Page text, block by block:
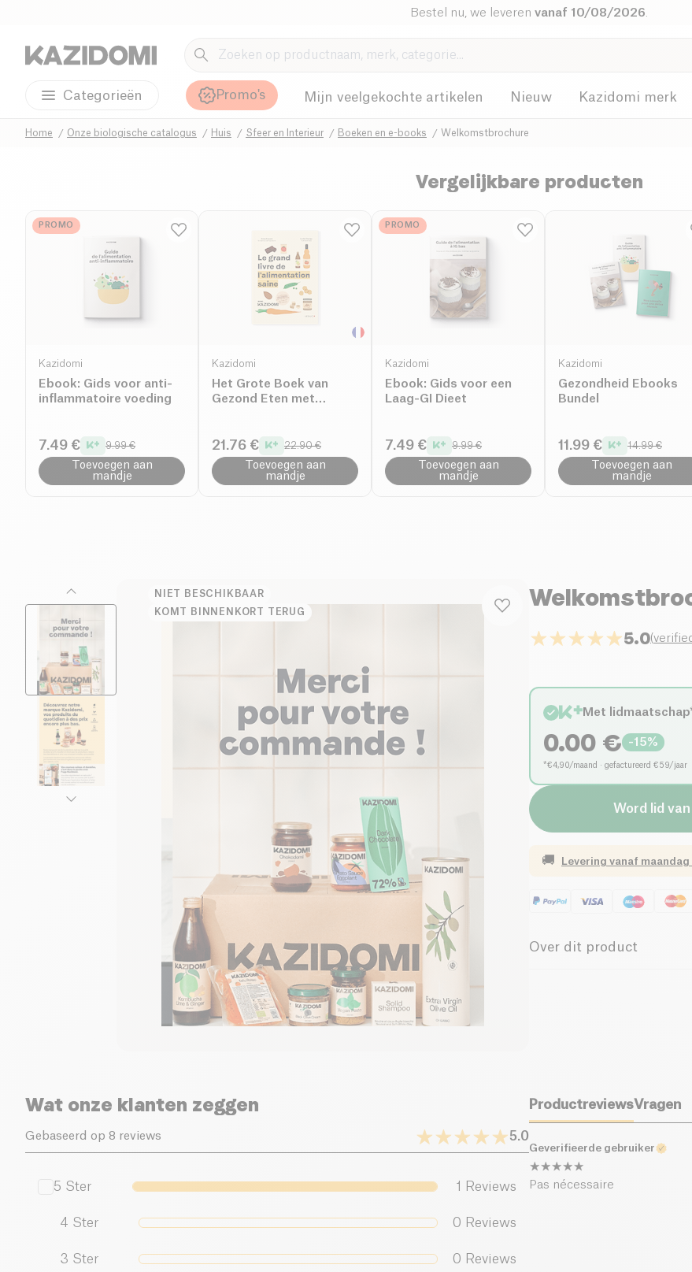
Bestel nu, we leveren vanaf 10/08/2026
Categorieën Promo's Mijn veelgekochte artikelen Nieuw Kazidomi merk
Home Onze biologische catalogus Huis Sfeer en Interieur Boeken en e-books Welkomstbrochure
Vergelijkbare producten
PROMO
Kazidomi
Ebook: Gids voor anti-
inflammatoire voeding
7.49 € 9.99 €
Toevoegen aan
mandje
Kazidomi
Het Grote Boek van
Gezond Eten met
21.76 € 22.90 €
Toevoegen aan
mandje
PROMO
Kazidomi
Ebook: Gids voor een
Laag-GI Dieet
7.49 € 9.99 €
Toevoegen aan
mandje
Kazidomi
Gezondheid Ebooks
Bundel
11.99 € 14.99 €
Toevoegen aan
mandje
NIET BESCHIKBAAR
KOMT BINNENKORT TERUG
5.0(
Met
0.00 € -15%
*€4,90/maand · gefactureerd €59/jaar
Word lid
🚚 Levering vanaf maandag
Over dit product
Wat onze klanten zeggen
Gebaseerd op 8 reviews 5.0
5 Ster 1 Reviews
4 Ster 0 Reviews
3 Ster 0 Reviews
ProductreviewsVragen
Geverifieerde gebruiker
Pas nécessaire